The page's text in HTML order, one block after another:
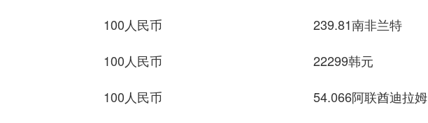
100人民币 239.81南非兰特
100人民币 22299韩元
100人民币 54.066阿联酋迪拉姆